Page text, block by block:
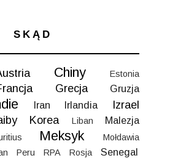
SKĄD
Chiny Estonia
Grecja
Gruzja
Iran Irlandia Izrael
Korea Liban Malezja
Meksyk Mołdawia
Peru RPA Rosja
Senegal